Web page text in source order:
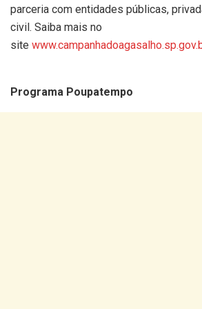
parceria com entidades públicas,
civil. Saiba mais no
site
Programa Poupatempo